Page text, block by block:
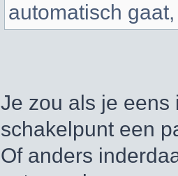
automatisch
Je zou als je eens
schakelpunt een
Of anders